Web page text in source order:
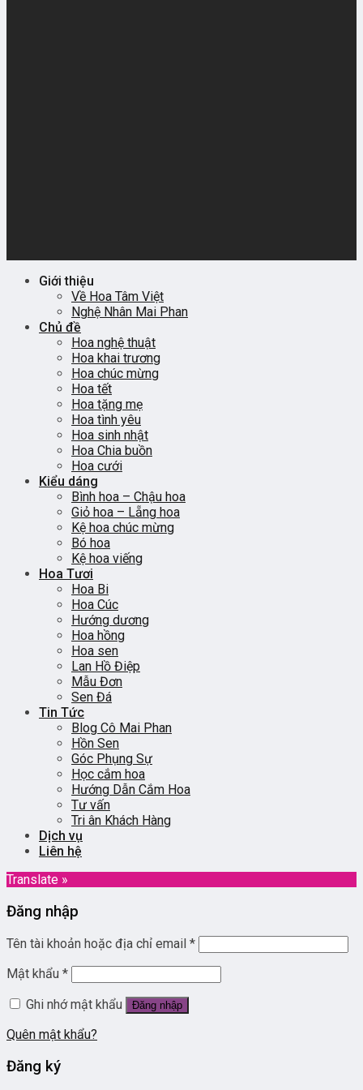
Giới thiệu
Về Hoa Tâm Việt
Nghệ Nhân Mai Phan
Chủ đề
Hoa nghệ thuật
Hoa khai trương
Hoa chúc mừng
Hoa tết
Hoa tặng mẹ
Hoa tình yêu
Hoa sinh nhật
Hoa Chia buồn
Hoa cưới
Kiểu dáng
Bình hoa – Chậu hoa
Giỏ hoa – Lẵng hoa
Kệ hoa chúc mừng
Bó hoa
Kệ hoa viếng
Hoa Tươi
Hoa Bi
Hoa Cúc
Hướng dương
Hoa hồng
Hoa sen
Lan Hồ Điệp
Mẫu Đơn
Sen Đá
Tin Tức
Blog Cô Mai Phan
Hồn Sen
Góc Phụng Sự
Học cắm hoa
Hướng Dẫn Cắm Hoa
Tư vấn
Tri ân Khách Hàng
Dịch vụ
Liên hệ
Translate »
Đăng nhập
Tên tài khoản hoặc địa chỉ email *
Mật khẩu *
Ghi nhớ mật khẩu
Đăng nhập
Quên mật khẩu?
Đăng ký